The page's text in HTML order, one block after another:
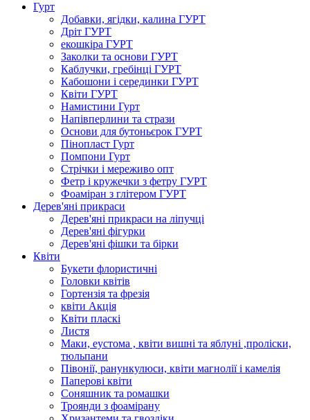
Гурт
Добавки, ягідки, калина ГУРТ
Дріт ГУРТ
екошкіра ГУРТ
Заколки та основи ГУРТ
Каблучки, гребінці ГУРТ
Кабошони і серединки ГУРТ
Квіти ГУРТ
Намистини Гурт
Напівперлини та стрази
Основи для бутоньєрок ГУРТ
Пінопласт Гурт
Помпони Гурт
Стрічки і мереживо опт
Фетр і кружечки з фетру ГУРТ
Фоаміран з глітером ГУРТ
Дерев'яні прикраси
Дерев'яні прикраси на ліпучці
Дерев'яні фігурки
Дерев'яні фішки та бірки
Квіти
Букети флористичні
Головки квітів
Гортензія та фрезія
квіти Акція
Квіти пласкі
Листя
Маки, еустома , квіти вишні та яблуні ,проліски,
тюльпани
Півонії, ранункулюси, квіти магнолії і камелія
Паперові квіти
Соняшник та ромашки
Троянди з фоамірану